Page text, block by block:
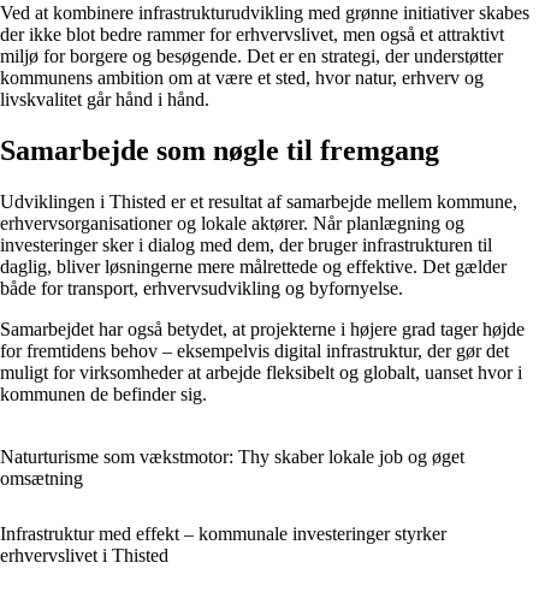
Ved at kombinere infrastrukturudvikling med grønne initiativer skabes
der ikke blot bedre rammer for erhvervslivet, men også et attraktivt
miljø for borgere og besøgende. Det er en strategi, der understøtter
kommunens ambition om at være et sted, hvor natur, erhverv og
livskvalitet går hånd i hånd.
Samarbejde som nøgle til fremgang
Udviklingen i Thisted er et resultat af samarbejde mellem kommune,
erhvervsorganisationer og lokale aktører. Når planlægning og
investeringer sker i dialog med dem, der bruger infrastrukturen til
daglig, bliver løsningerne mere målrettede og effektive. Det gælder
både for transport, erhvervsudvikling og byfornyelse.
Samarbejdet har også betydet, at projekterne i højere grad tager højde
for fremtidens behov – eksempelvis digital infrastruktur, der gør det
muligt for virksomheder at arbejde fleksibelt og globalt, uanset hvor i
kommunen de befinder sig.
Naturturisme som vækstmotor: Thy skaber lokale job og øget
omsætning
Infrastruktur med effekt – kommunale investeringer styrker
erhvervslivet i Thisted